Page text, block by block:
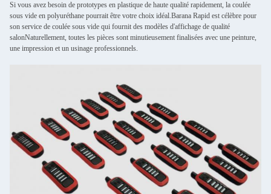
Si vous avez besoin de prototypes en plastique de haute qualité rapidement, la coulée
sous vide en polyuréthane pourrait être votre choix idéal.Barana Rapid est célèbre pour
son service de coulée sous vide qui fournit des modèles d'affichage de qualité
salonNaturellement, toutes les pièces sont minutieusement finalisées avec une peinture,
une impression et un usinage professionnels.